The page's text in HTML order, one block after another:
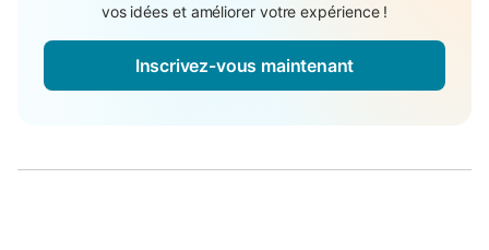
vos idées et améliorer votre expérience !
Inscrivez-vous maintenant